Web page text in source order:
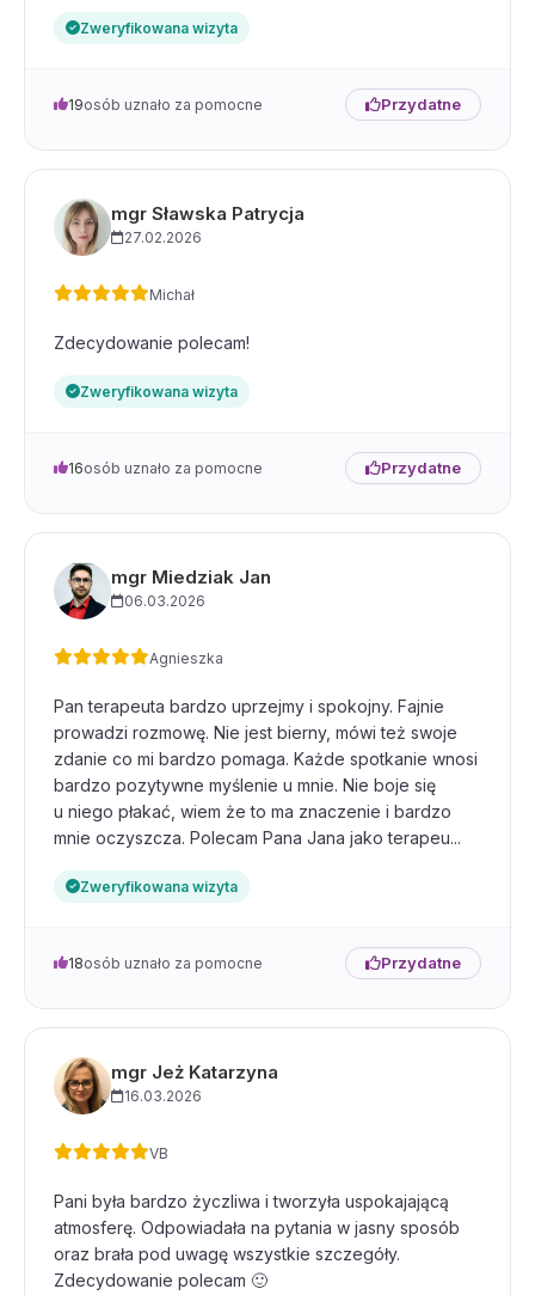
Zweryfikowana wizyta
19osób uznało za pomocne Przydatne
mgr Sławska Patrycja
27.02.2026
Michał
Zdecydowanie polecam!
Zweryfikowana wizyta
16osób uznało za pomocne Przydatne
mgr Miedziak Jan
06.03.2026
Agnieszka
Pan terapeuta bardzo uprzejmy i spokojny. Fajnie
prowadzi rozmowę. Nie jest bierny, mówi też swoje
zdanie co mi bardzo pomaga. Każde spotkanie wnosi
bardzo pozytywne myślenie u mnie. Nie boje się
u niego płakać, wiem że to ma znaczenie i bardzo
mnie oczyszcza. Polecam Pana Jana jako terapeu...
Zweryfikowana wizyta
18osób uznało za pomocne Przydatne
mgr Jeż Katarzyna
16.03.2026
VB
Pani była bardzo życzliwa i tworzyła uspokajającą
atmosferę. Odpowiadała na pytania w jasny sposób
oraz brała pod uwagę wszystkie szczegóły.
Zdecydowanie polecam 🙂